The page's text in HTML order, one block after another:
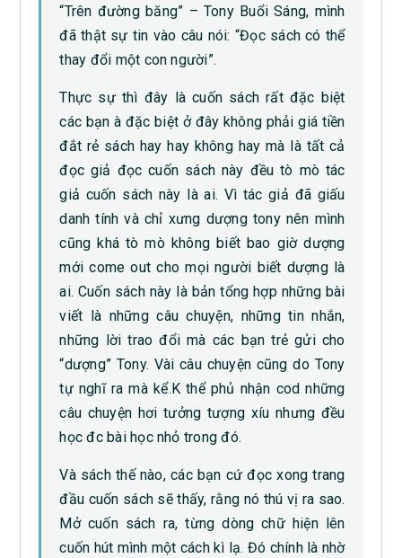
“Trên đường băng” – Tony Buổi Sáng, mình
đã thật sự tin vào câu nói: “Đọc sách có thể
thay đổi một con người”.
Thực sự thì đây là cuốn sách rất đặc biệt
các bạn à đặc biệt ở đây không phải giá tiền
đắt rẻ sách hay hay không hay mà là tất cả
đọc giả đọc cuốn sách này đều tò mò tác
giả cuốn sách này là ai. Vì tác giả đã giấu
danh tính và chỉ xưng dượng tony nên mình
cũng khá tò mò không biết bao giờ dượng
mới come out cho mọi người biết dượng là
ai. Cuốn sách này là bản tổng hợp những bài
viết là những câu chuyện, những tin nhắn,
những lời trao đổi mà các bạn trẻ gửi cho
“dượng” Tony. Vài câu chuyện cũng do Tony
tự nghĩ ra mà kể.K thể phủ nhận cod những
câu chuyện hơi tưởng tượng xíu nhưng đều
học đc bài học nhỏ trong đó.
Và sách thế nào, các bạn cứ đọc xong trang
đầu cuốn sách sẽ thấy, rằng nó thú vị ra sao.
Mở cuốn sách ra, từng dòng chữ hiện lên
cuốn hút mình một cách kì lạ. Đó chính là nhờ